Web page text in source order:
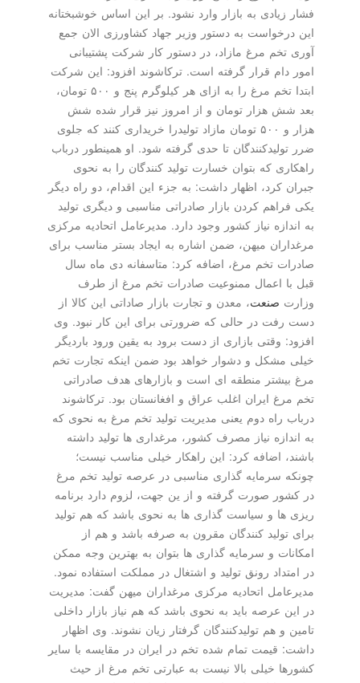
فشار زیادی به بازار وارد نشود. بر این اساس خوشبختانه
این درخواست به دستور وزیر جهاد كشاورزی الان جمع
آوری تخم مرغ مازاد، در دستور كار شركت پشتیبانی
امور دام قرار گرفته است. تركاشوند افزود: این شركت
ابتدا تخم مرغ را به ازای هر كیلوگرم پنج و ۵۰۰ تومان،
بعد شش هزار تومان و از امروز نیز قرار شده شش
هزار و ۵۰۰ تومان مازاد تولیدرا خریداری كنند كه جلوی
ضرر تولیدكنندگان تا حدی گرفته شود. او همینطور درباب
راهكاری كه بتوان خسارت تولید كنندگان را به نحوی
جبران كرد، اظهار داشت: به جزء این اقدام، دو راه دیگر
یكی فراهم كردن بازار صادراتی مناسبی و دیگری تولید
به اندازه نیاز كشور وجود دارد. مدیرعامل اتحادیه مركزی
مرغداران میهن، ضمن اشاره به ایجاد بستر مناسب برای
صادرات تخم مرغ، اضافه كرد: متاسفانه دی ماه سال
قبل با اعمال ممنوعیت صادرات تخم مرغ از طرف
صنعت، معدن و تجارت بازار صاداتی این كالا از
دست رفت در حالی كه ضرورتی برای این كار نبود. وی
افزود: وقتی بازاری از دست برود به یقین ورود باردیگر
خیلی مشكل و دشوار خواهد بود ضمن اینكه تجارت تخم
مرغ بیشتر منطقه ای است و بازارهای هدف صادراتی
تخم مرغ ایران اغلب عراق و افغانستان بود. تركاشوند
درباب راه دوم یعنی مدیریت تولید تخم مرغ به نحوی كه
به اندازه نیاز مصرف كشور، مرغداری ها تولید داشته
باشند، اضافه كرد: این راهكار خیلی مناسب نیست؛
چونكه سرمایه گذاری مناسبی در عرصه تولید تخم مرغ
در كشور صورت گرفته و از ین جهت، لزوم دارد برنامه
ریزی ها و سیاست گذاری ها به نحوی باشد كه هم تولید
برای تولید كنندگان مقرون به صرفه باشد و هم از
امكانات و سرمایه گذاری ها بتوان به بهترین وجه ممكن
در امتداد رونق تولید و اشتغال در مملكت استفاده نمود.
مدیرعامل اتحادیه مركزی مرغداران میهن گفت: مدیریت
در این عرصه باید به نحوی باشد كه هم نیاز بازار داخلی
تامین و هم تولیدكنندگان گرفتار زیان نشوند. وی اظهار
داشت: قیمت تمام شده تخم در ایران در مقایسه با سایر
كشورها خیلی بالا نیست به عبارتی تخم مرغ از حیث